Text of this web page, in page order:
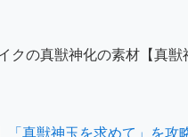
クの真獣神化の素材【真
「真獣神玉を求めて」を